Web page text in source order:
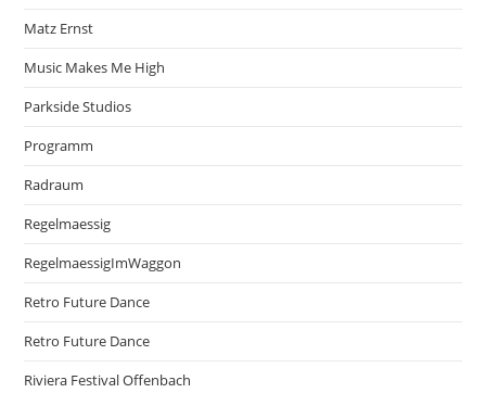
Matz Ernst
Music Makes Me High
Parkside Studios
Programm
Radraum
Regelmaessig
RegelmaessigImWaggon
Retro Future Dance
Retro Future Dance
Riviera Festival Offenbach